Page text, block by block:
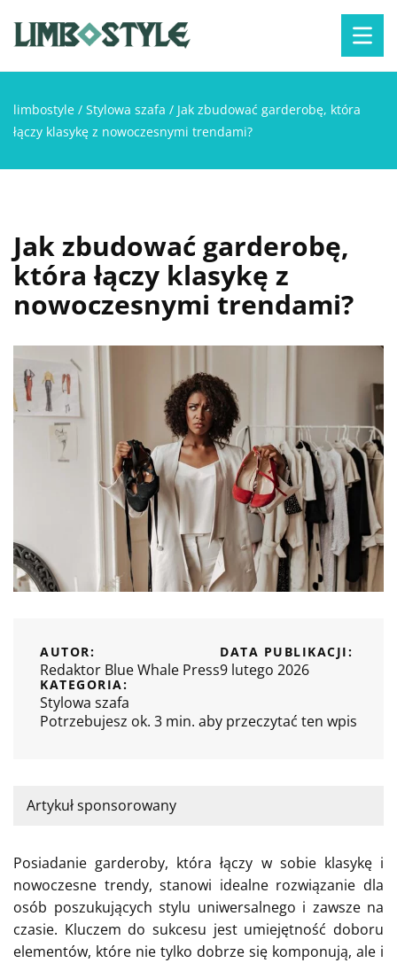
limbostyle / Stylowa szafa / Jak zbudować garderobę, która
łączy klasykę z nowoczesnymi trendami?
Jak zbudować garderobę,
która łączy klasykę z
nowoczesnymi trendami?
AUTOR:
Redaktor Blue Whale Press
DATA PUBLIKACJI:
9 lutego 2026
KATEGORIA:
Stylowa szafa
Potrzebujesz ok. 3 min. aby przeczytać ten wpis
Artykuł sponsorowany
Posiadanie garderoby, która łączy w sobie klasykę i
nowoczesne trendy, stanowi idealne rozwiązanie dla
osób poszukujących stylu uniwersalnego i zawsze na
czasie. Kluczem do sukcesu jest umiejętność doboru
elementów, które nie tylko dobrze się komponują, ale i